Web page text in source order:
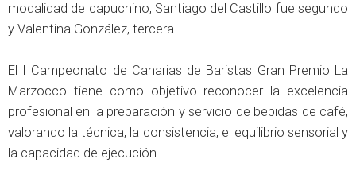
modalidad de capuchino, Santiago del Castillo fue segundo
y Valentina González, tercera.
El I Campeonato de Canarias de Baristas Gran Premio La
Marzocco tiene como objetivo reconocer la excelencia
profesional en la preparación y servicio de bebidas de café,
valorando la técnica, la consistencia, el equilibrio sensorial y
la capacidad de ejecución.